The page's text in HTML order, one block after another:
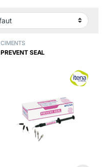
CIMENTS
PREVENT SEAL